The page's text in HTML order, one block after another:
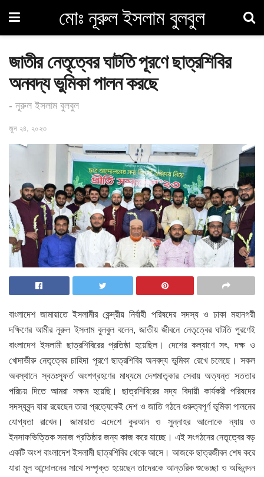
মোঃ নূরুল ইসলাম বুলবুল
জাতীর নেতৃত্বের ঘাটতি পূরণে ছাত্রশিবির
অনবদ্য ভুমিকা পালন করছে
- নূরুল ইসলাম বুলবুল
জুন ২৪, ২০২৩
বাংলাদেশ জামায়াতে ইসলামীর কেন্দ্রীয় নির্বাহী পরিষদের সদস্য ও ঢাকা মহানগরী
দক্ষিণের আমীর নূরুল ইসলাম বুলবুল বলেন, জাতীয় জীবনে নেতৃত্বের ঘাটতি পূরণেই
বাংলাদেশ ইসলামী ছাত্রশিবিরের প্রতিষ্ঠা হয়েছিল। দেশের কল্যাণে সৎ, দক্ষ ও
খোদাভীরু নেতৃত্বের চাহিদা পূরণে ছাত্রশিবির অনবদ্য ভূমিকা রেখে চলেছে। সকল
অবস্থানে স্বতঃস্ফূর্ত অংশগ্রহণের মাধ্যমে দেশমাতৃকার সেবায় অত্যন্ত সততার
পরিচয় দিতে আমরা সক্ষম হয়েছি। ছাত্রশিবিরের সদ্য বিদায়ী কার্যকরী পরিষদের
সদস্যবৃন্দ যারা রয়েছেন তারা প্রত্যেকেই দেশ ও জাতি গঠনে গুরুত্বপূর্ণ ভূমিকা পালনের
যোগ্যতা রাখেন। জামায়াত এদেশে কুরআন ও সুন্নাহর আলোকে ন্যায় ও
ইনসাফভিত্তিক সমাজ প্রতিষ্ঠার জন্য কাজ করে যাচ্ছে। এই সংগঠনের নেতৃত্বের বড়
একটি অংশ বাংলাদেশ ইসলামী ছাত্রশিবির থেকে আসে। আজকে ছাত্রজীবন শেষ করে
যারা মূল আন্দোলনের সাথে সম্পৃক্ত হয়েছেন তাদেরকে আন্তরিক শুভেচ্ছা ও অভিনন্দন